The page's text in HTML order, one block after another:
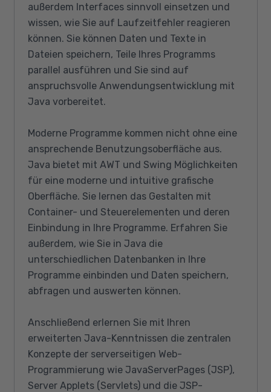
außerdem Interfaces sinnvoll einsetzen und
wissen, wie Sie auf Laufzeitfehler reagieren
können. Sie können Daten und Texte in
Dateien speichern, Teile Ihres Programms
parallel ausführen und Sie sind auf
anspruchsvolle Anwendungsentwicklung mit
Java vorbereitet.
Moderne Programme kommen nicht ohne eine
ansprechende Benutzungsoberfläche aus.
Java bietet mit AWT und Swing Möglichkeiten
für eine moderne und intuitive grafische
Oberfläche. Sie lernen das Gestalten mit
Container- und Steuerelementen und deren
Einbindung in Ihre Programme. Erfahren Sie
außerdem, wie Sie in Java die
unterschiedlichen Datenbanken in Ihre
Programme einbinden und Daten speichern,
abfragen und auswerten können.
Anschließend erlernen Sie mit Ihren
erweiterten Java-Kenntnissen die zentralen
Konzepte der serverseitigen Web-
Programmierung wie JavaServerPages (JSP),
Server Applets (Servlets) und die JSP-